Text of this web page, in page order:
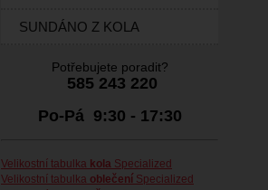
SUNDÁNO Z KOLA
Potřebujete poradit?
585 243 220
Po-Pá 9:30 - 17:30
Velikostní tabulka kola Specialized
Velikostní tabulka oblečení Specialized